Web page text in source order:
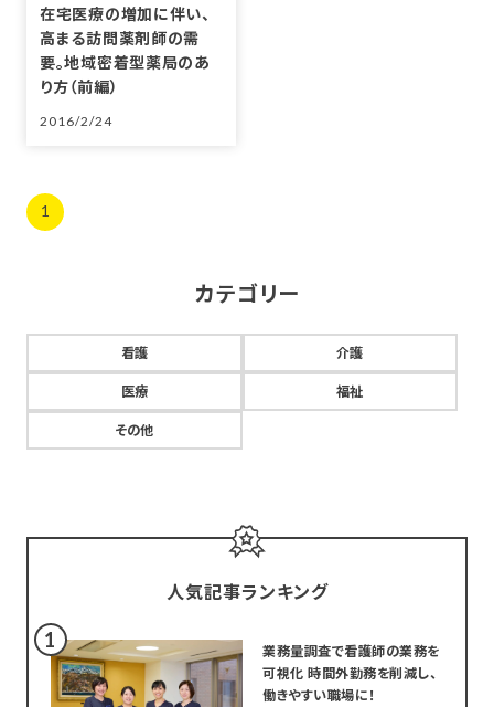
在宅医療の増加に伴い、
高まる訪問薬剤師の需
要。地域密着型薬局のあ
り方（前編）
2016/2/24
1
カテゴリー
看護
介護
医療
福祉
その他
人気記事ランキング
業務量調査で看護師の業務を
可視化 時間外勤務を削減し、
働きやすい職場に！